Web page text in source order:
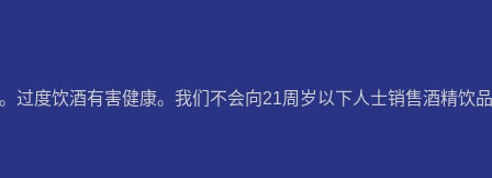
过度饮酒有害健康。我们不会向21周岁以下人士销售酒精饮